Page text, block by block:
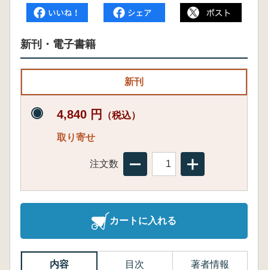
新刊・電子書籍
新刊
4,840 円 （税込）
取り寄せ
注文数
カートに入れる
内容 目次 著者情報